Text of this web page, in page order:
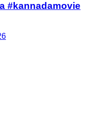
#kannadamovie